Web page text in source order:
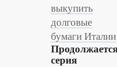
выкупить
долговые
бумаги Италии
серия